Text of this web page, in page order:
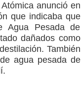
anunció en
que indicaba que
Agua Pesada de
dañados como
También
agua pesada de